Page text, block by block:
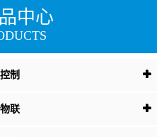
中心
制
联